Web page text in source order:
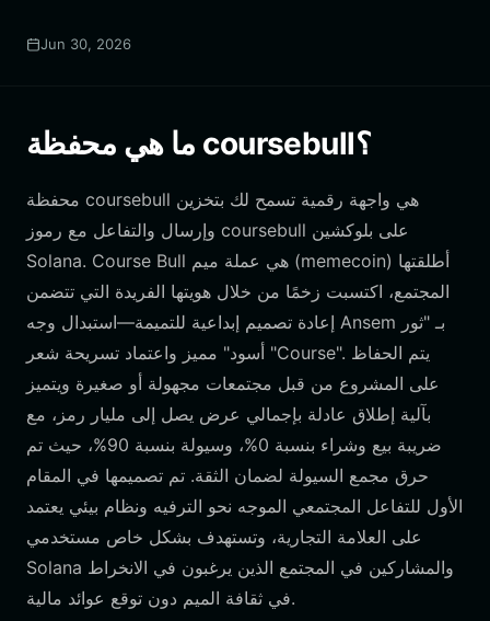
Jun 30, 2026
ما هي محفظة coursebull؟
محفظة coursebull هي واجهة رقمية تسمح لك بتخزين
وإرسال والتفاعل مع رموز coursebull على بلوكشين
Solana. Course Bull هي عملة ميم (memecoin) أطلقتها
المجتمع، اكتسبت زخمًا من خلال هويتها الفريدة التي تتضمن
إعادة تصميم إبداعية للتميمة—استبدال وجه Ansem بـ "ثور
أسود" مميز واعتماد تسريحة شعر "Course". يتم الحفاظ
على المشروع من قبل مجتمعات مجهولة أو صغيرة ويتميز
بآلية إطلاق عادلة بإجمالي عرض يصل إلى مليار رمز، مع
ضريبة بيع وشراء بنسبة 0%، وسيولة بنسبة 90%، حيث تم
حرق مجمع السيولة لضمان الثقة. تم تصميمها في المقام
الأول للتفاعل المجتمعي الموجه نحو الترفيه ونظام بيئي يعتمد
على العلامة التجارية، وتستهدف بشكل خاص مستخدمي
Solana والمشاركين في المجتمع الذين يرغبون في الانخراط
في ثقافة الميم دون توقع عوائد مالية.